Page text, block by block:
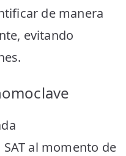
de manera
evitando
al momento de